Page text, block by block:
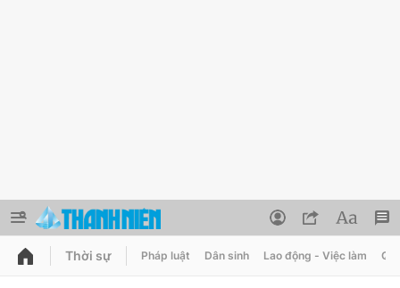
QUẢNG CÁO
Thời sự Pháp luật Dân sinh Lao động - Việc làm